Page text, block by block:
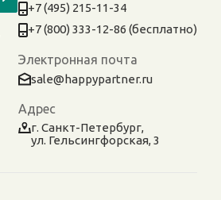
+7 (495) 215-11-34
+7 (800) 333-12-86 (бесплатно)
Электронная почта
sale@happypartner.ru
Адрес
г. Санкт-Петербург,
ул. Гельсингфорская, 3